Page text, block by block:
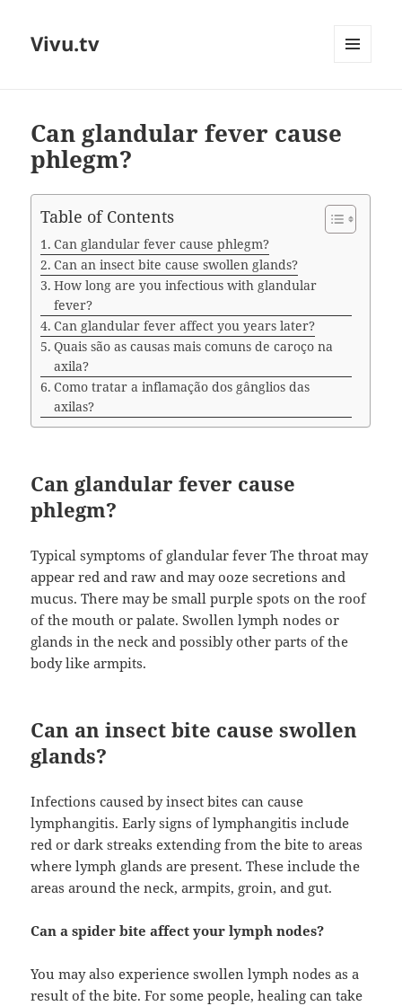
Vivu.tv
Can glandular fever cause
phlegm?
Table of Contents
Can glandular fever cause phlegm?
Can an insect bite cause swollen glands?
How long are you infectious with glandular
fever?
Can glandular fever affect you years later?
Quais são as causas mais comuns de caroço na
axila?
Como tratar a inflamação dos gânglios das
axilas?
Can glandular fever cause
phlegm?
Typical symptoms of glandular fever The throat may
appear red and raw and may ooze secretions and
mucus. There may be small purple spots on the roof
of the mouth or palate. Swollen lymph nodes or
glands in the neck and possibly other parts of the
body like armpits.
Can an insect bite cause swollen
glands?
Infections caused by insect bites can cause
lymphangitis. Early signs of lymphangitis include
red or dark streaks extending from the bite to areas
where lymph glands are present. These include the
areas around the neck, armpits, groin, and gut.
Can a spider bite affect your lymph nodes?
You may also experience swollen lymph nodes as a
result of the bite. For some people, healing can take